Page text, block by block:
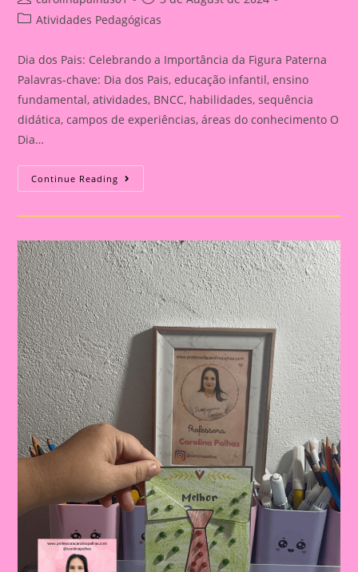
author:
published:
PostAtividades Pedagógicas
Dia dos Pais: Celebrando a Importância da Figura Paterna
Palavras-chave: Dia dos Pais, educação infantil, ensino
fundamental, atividades, BNCC, habilidades, sequência
didática, campos de experiências, áreas do conhecimento O
Dia…
Continue Reading Cartão
Lembrança
O
Pais
|
Dia
Dos
Pais:
Celebrando
A
Importância
Da
Figura
Paterna